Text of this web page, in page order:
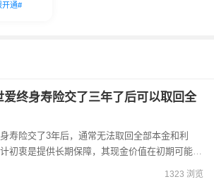
开通#
终身寿险交了三年了后可以取回全
寿险交了3年后，通常无法取回全部本金和利
初衷是提供长期保障，其现金价值在初期可能较
保费。一般来说，如果希望在短期内取回...
1323 浏览